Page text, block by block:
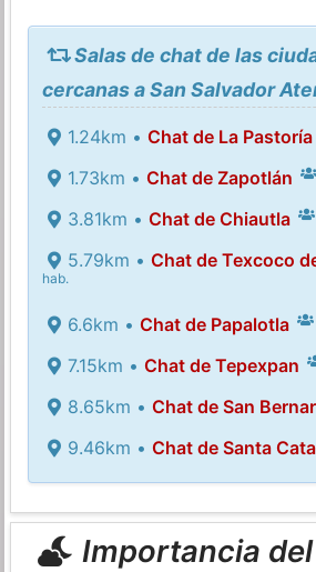
Salas de chat de las
cercanas a San Salvador
1.24km • Chat de La Pastoría
1.73km • Chat de Zapotlán
3.81km • Chat de Chiautla
5.79km • Chat de Texcoco
hab.
6.6km • Chat de Papalotla
7.15km • Chat de Tepexpan
8.65km • Chat de San
9.46km • Chat de Santa
Importancia